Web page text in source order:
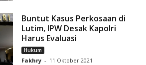
Buntut Kasus Perkosaan di
Lutim, IPW Desak Kapolri
Harus Evaluasi
Hukum
Fakhry - 11 Oktober 2021